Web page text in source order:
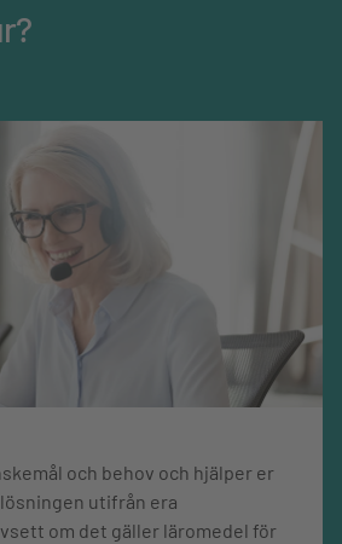
Bok
200
och behov och hjälper er
utifrån era
om det gäller läromedel för